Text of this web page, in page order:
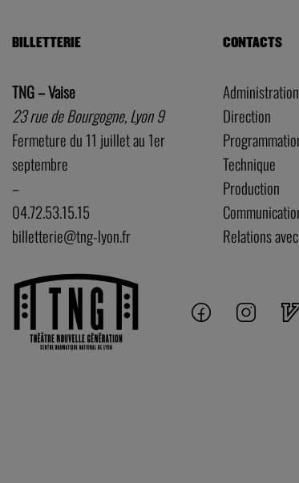
BILLETTERIE
TNG – Vaise
23 rue de Bourgogne, Lyon 9
Fermeture du 11 juillet au 1er
septembre
–
04.72.53.15.15
billetterie@tng-lyon.fr
CONTACTS
Administration
Direction
Technique
Production
Relations